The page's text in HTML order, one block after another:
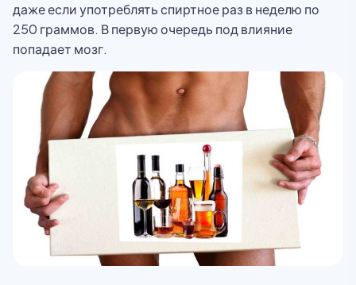
даже если употреблять спиртное раз в неделю по
250 граммов. В первую очередь под влияние
попадает мозг.